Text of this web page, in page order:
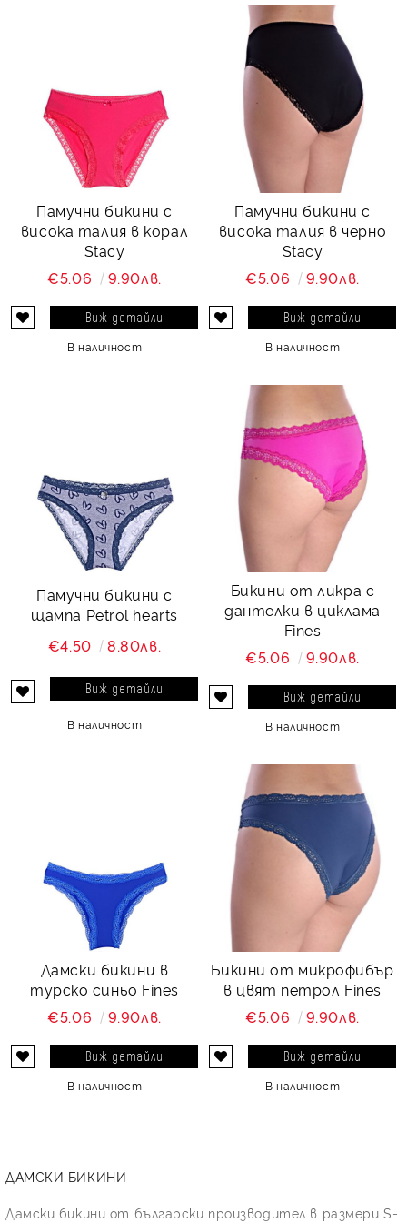
Памучни бикини с
висока талия в корал
Stacy
€5.06
9.90лв.
Виж детайли
В наличност
Памучни бикини с
висока талия в черно
Stacy
€5.06
9.90лв.
Виж детайли
В наличност
Памучни бикини с
щампа Petrol hearts
€4.50
8.80лв.
Виж детайли
В наличност
Бикини от ликра с
дантелки в циклама
Fines
€5.06
9.90лв.
Виж детайли
В наличност
Дамски бикини в
турско синьо Fines
€5.06
9.90лв.
Виж детайли
В наличност
Бикини от микрофибър
в цвят петрол Fines
€5.06
9.90лв.
Виж детайли
В наличност
ДАМСКИ БИКИНИ
Дамски бикини от български производител в размери S-